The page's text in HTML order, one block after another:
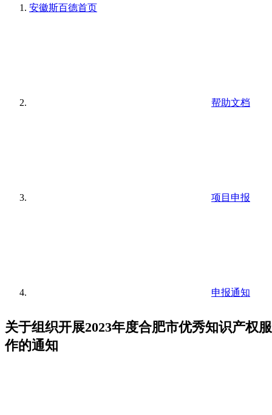
安徽斯百德首页
帮助文档
项目申报
申报通知
关于组织开展2023年度合肥市优秀知识产权
作的通知